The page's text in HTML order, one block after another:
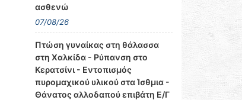
ασθενώ
07/08/26
Πτώση γυναίκας στη θάλασσα
στη Χαλκίδα - Ρύπανση στο
Κερατσίνι - Εντοπισμός
πυρομαχικού υλικού στα Ίσθμια -
Θάνατος αλλοδαπού επιβάτη Ε/Γ